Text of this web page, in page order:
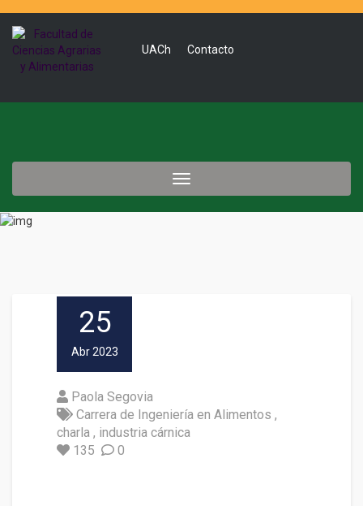
UACh Contacto
Toggle
navigation
25
Abr 2023
Paola Segovia
Carrera de Ingeniería en Alimentos
charla
industria cárnica
135
0